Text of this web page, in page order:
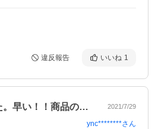
違反報告 いいね 1
。早い！！商品の… 2021/7/29
ync********さん